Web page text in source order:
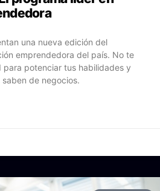
una nueva edición del
emprendedora del país. No te
potenciar tus habilidades y
de negocios.